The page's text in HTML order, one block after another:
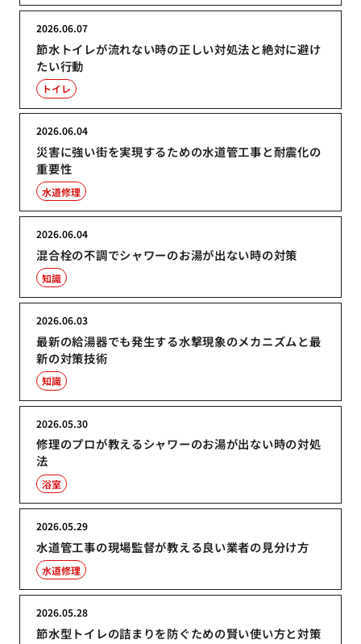
節水トイレが流れない時の正しい対処法と絶対に避け
たい行動
2026.06.07
トイレ
災害に強い街を実現するための水道管工事と耐震化の
重要性
2026.06.04
水道修理
混合栓の不調でシャワーのお湯が出ない時の対策
2026.06.04
知識
最新の給湯器でも発生する水撃現象のメカニズムと最
新の対策技術
2026.06.03
知識
修理のプロが教えるシャワーのお湯が出ない時の対処
法
2026.05.30
浴室
水道管工事の現場監督が教える良い業者の見分け方
2026.05.29
水道修理
節水型トイレの詰まりを防ぐための賢い使い方と対策
2026.05.28